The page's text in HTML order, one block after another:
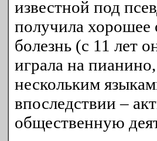
известной под
получила хорошее
болезнь (с 11 лет
играла на
нескольким
впоследствии –
общественную